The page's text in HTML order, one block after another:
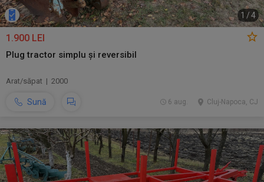
1 /4
1.900 LEI
Plug tractor simplu și reversibil
Arat/săpat | 2000
Sună Cluj-Napoca, CJ
6 aug.